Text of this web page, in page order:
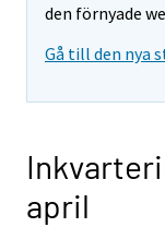
den förnyade
Gå till den nya
april